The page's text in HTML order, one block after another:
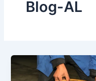
Blog-AL